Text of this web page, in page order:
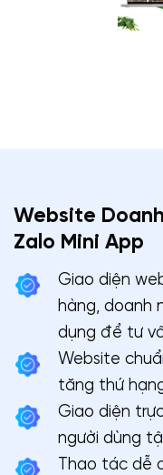
Website
Zalo Mini App
Giao diện
hàng, doanh
dụng để tư
Website
tăng thứ
Giao diện
người dùng
Thao tác dễ